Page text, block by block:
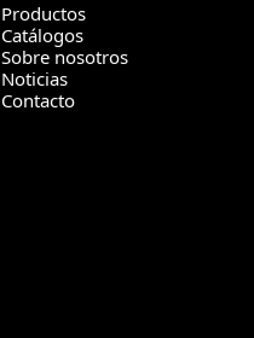
Productos
Catálogos
Sobre nosotros
Noticias
Contacto